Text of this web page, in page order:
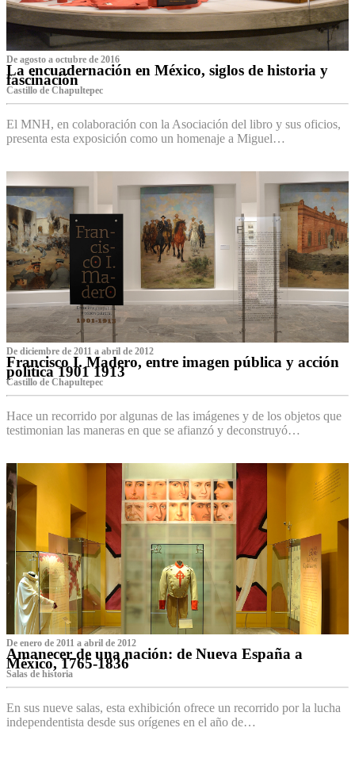
De agosto a octubre de 2016
La encuadernación en México, siglos de historia y
fascinación
Castillo de Chapultepec
El MNH, en colaboración con la Asociación del libro y sus oficios,
presenta esta exposición como un homenaje a Miguel…
De diciembre de 2011 a abril de 2012
Francisco I. Madero, entre imagen pública y acción
política 1901 1913
Castillo de Chapultepec
Hace un recorrido por algunas de las imágenes y de los objetos que
testimonian las maneras en que se afianzó y deconstruyó…
De enero de 2011 a abril de 2012
Amanecer de una nación: de Nueva España a
México, 1765-1836
Salas de historia
En sus nueve salas, esta exhibición ofrece un recorrido por la lucha
independentista desde sus orígenes en el año de…